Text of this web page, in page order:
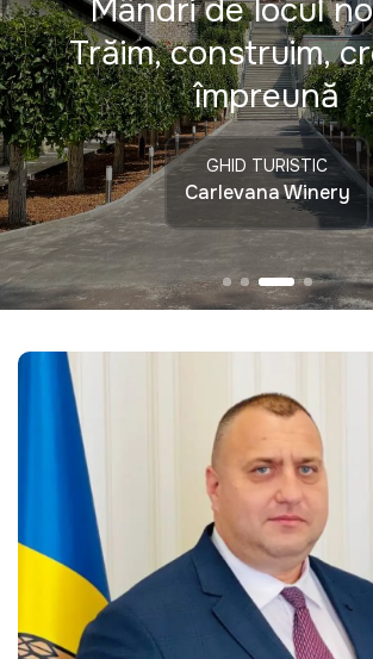
Mândri de locul
Trăim, construim,
împreună
GHID TURISTIC
Carlevana Winery